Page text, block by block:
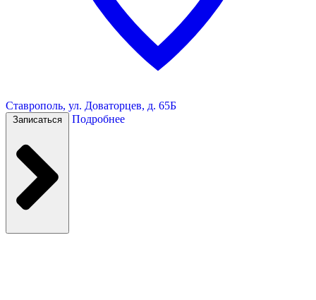
Ставрополь, ул. Доваторцев, д. 65Б
Записаться Подробнее